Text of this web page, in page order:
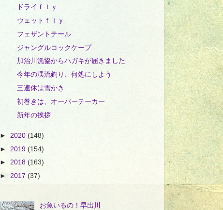
ドライｆｌｙ
ウェットｆｌｙ
フェザントテール
ジャングルコックケープ
加治川漁協からハガキが届きました
今年の渓流釣り、何処にしよう
三連休は雪かき
初巻きは、オーバーテーカー
新年の挨拶
► 2020 (148)
► 2019 (154)
► 2018 (163)
► 2017 (37)
お魚いるの！早出川